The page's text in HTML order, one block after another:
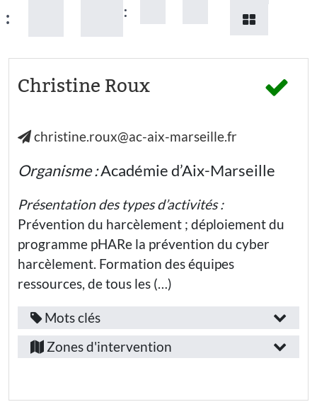
:
:
Christine Roux
christine.roux@ac-aix-marseille.fr
Organisme :Académie d’Aix-Marseille
Présentation des types d’activités :
Prévention du harcèlement ; déploiement du
programme pHARe la prévention du cyber
harcèlement. Formation des équipes
ressources, de tous les (…)
Mots clés
Fonction
/
emploi
Zones d'intervention
Provence-
Alpes-
d’Azur